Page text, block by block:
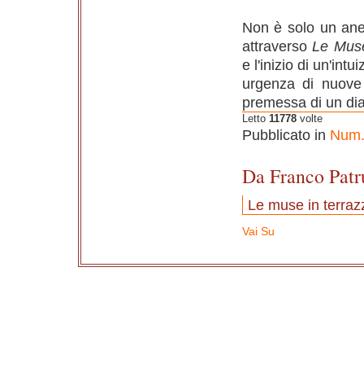
Non è solo un
attraversoLe
e l'inizio di
urgenza di
premessa di un
Letto 11778volte
Pubblicato in
Da Franco
Le muse in
Vai Su